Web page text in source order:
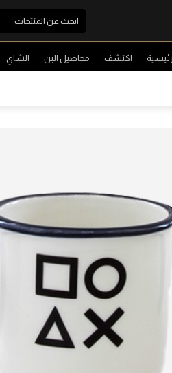
اكتشف محاصيل البن الشاي